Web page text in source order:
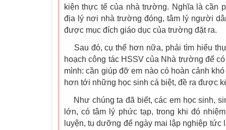
kiện thực tế của nhà trường. Nghĩa là cần
địa lý nơi nhà trường đóng, tâm lý người
được mục đích giáo dục của trường đặt ra.
Sau đó, cụ thể hơn nữa, phải tìm hiểu
hoạch công tác HSSV của Nhà trường để
mình: cần giúp đỡ em nào có hoàn cảnh
hơn tới những học sinh cá biệt, đề ra được
Như chúng ta đã biết, các em học sinh,
lớn, có tâm lý phức tạp, trong khi đó
luyện, tu dưỡng để ngày mai lập nghiệp tức